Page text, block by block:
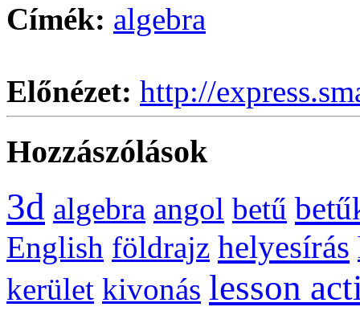
Címék: algebra
Előnézet: http://
Hozzászólások
3d algebra angol betű
English földrajz helyesírás
kerület kivonás lesson